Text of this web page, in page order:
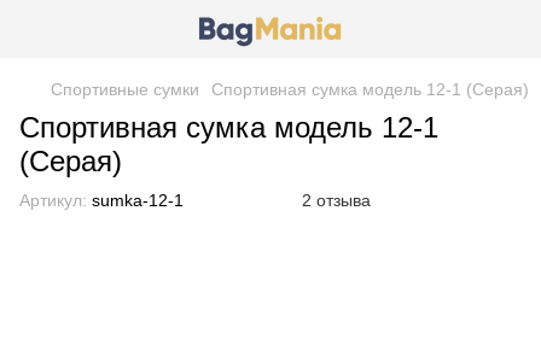
Спортивные сумки Спортивная сумка модель 12-1 (Серая)
Спортивная сумка модель 12-1
(Серая)
Артикул: sumka-12-1 2 отзыва